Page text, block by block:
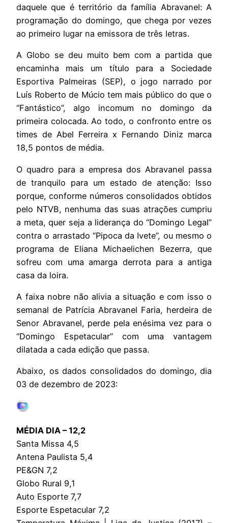
daquele que é território da família Abravanel: A
programação do domingo, que chega por vezes
ao primeiro lugar na emissora de três letras.
A Globo se deu muito bem com a partida que
encaminha mais um título para a Sociedade
Esportiva Palmeiras (SEP), o jogo narrado por
Luís Roberto de Múcio tem mais público do que o
“Fantástico”, algo incomum no domingo da
primeira colocada. Ao todo, o confronto entre os
times de Abel Ferreira x Fernando Diniz marca
18,5 pontos de média.
O quadro para a empresa dos Abravanel passa
de tranquilo para um estado de atenção: Isso
porque, conforme números consolidados obtidos
pelo NTVB, nenhuma das suas atrações cumpriu
a meta, quer seja a liderança do “Domingo Legal”
contra o arrastado “Pipoca da Ivete”, ou mesmo o
programa de Eliana Michaelichen Bezerra, que
sofreu com uma amarga derrota para a antiga
casa da loira.
A faixa nobre não alivia a situação e com isso o
semanal de Patrícia Abravanel Faria, herdeira de
Senor Abravanel, perde pela enésima vez para o
“Domingo Espetacular” com uma vantagem
dilatada a cada edição que passa.
Abaixo, os dados consolidados do domingo, dia
03 de dezembro de 2023:
MÉDIA DIA – 12,2
Santa Missa 4,5
Antena Paulista 5,4
PE&GN 7,2
Globo Rural 9,1
Auto Esporte 7,7
Esporte Espetacular 7,2